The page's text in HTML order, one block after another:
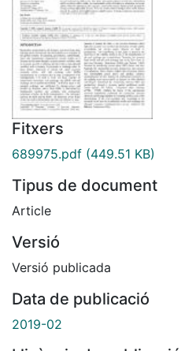
Fitxers
689975.pdf (449.51 KB)
Tipus de document
Article
Versió
Versió publicada
Data de publicació
2019-02